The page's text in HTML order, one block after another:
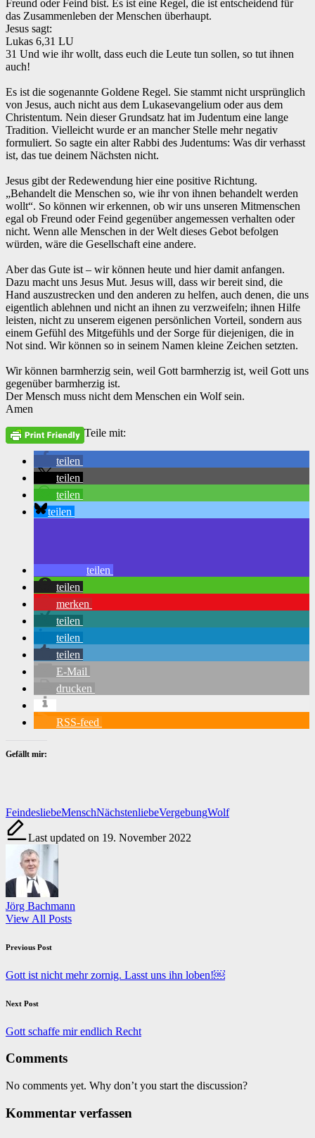
Freund oder Feind bist. Es ist eine Regel, die ist entscheidend für
das Zusammenleben der Menschen überhaupt.
‌Jesus sagt:
‌Lukas 6,31 LU
31 Und wie ihr wollt, dass euch die Leute tun sollen, so tut ihnen
auch!
Es ist die sogenannte Goldene Regel. Sie stammt nicht ursprünglich
von Jesus, auch nicht aus dem Lukasevangelium oder aus dem
Christentum. Nein dieser Grundsatz hat im Judentum eine lange
Tradition. Vielleicht wurde er an mancher Stelle mehr negativ
formuliert. So sagte ein alter Rabbi des Judentums: Was dir verhasst
ist, das tue deinem Nächsten nicht.
Jesus gibt der Redewendung hier eine positive Richtung.
„Behandelt die Menschen so, wie ihr von ihnen behandelt werden
wollt“. So können wir erkennen, ob wir uns unseren Mitmenschen
egal ob Freund oder Feind gegenüber angemessen verhalten oder
nicht. Wenn alle Menschen in der Welt dieses Gebot befolgen
würden, wäre die Gesellschaft eine andere.
Aber das Gute ist – wir können heute und hier damit anfangen.
Dazu macht uns Jesus Mut. Jesus will, dass wir bereit sind, die
Hand auszustrecken und den anderen zu helfen, auch denen, die uns
eigentlich ablehnen und nicht an ihnen zu verzweifeln; ihnen Hilfe
leisten, nicht zu unserem eigenen persönlichen Vorteil, sondern aus
einem Gefühl des Mitgefühls und der Sorge für diejenigen, die in
Not sind. Wir können so in seinem Namen kleine Zeichen setzten.
Wir können barmherzig sein, weil Gott barmherzig ist, weil Gott uns
gegenüber barmherzig ist.
‌Der Mensch muss nicht dem Menschen ein Wolf sein.
‌Amen
Teile mit:
teilen
teilen
teilen
teilen
teilen
teilen
merken
teilen
teilen
teilen
E-Mail
drucken
RSS-feed
Gefällt mir:
Tags:
FeindesliebeMenschNächstenliebeVergebungWolf
Last updated on 19. November 2022
Jörg Bachmann
View All Posts
Post
navigation
Previous Post
Gott ist nicht mehr zornig. Lasst uns ihn loben!￼
Next Post
Gott schaffe mir endlich Recht
Comments
No comments yet. Why don’t you start the discussion?
Kommentar verfassen